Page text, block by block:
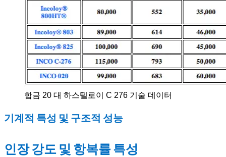
합금 20 대 하스텔로이 C 276 기술 데이터
기계적 특성 및 구조적 성능
인장 강도 및 항복률 특성